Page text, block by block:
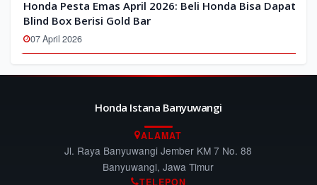
Honda Pesta Emas April 2026: Beli Honda Bisa Dapat
Blind Box Berisi Gold Bar
07 April 2026
Honda Istana Banyuwangi
ALAMAT
Jl. Raya Banyuwangi Jember KM 7 No. 88
Banyuwangi, Jawa Timur
TELEPON